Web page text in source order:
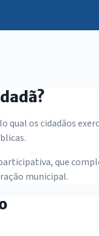
qual os cidadãos
que
municipal.